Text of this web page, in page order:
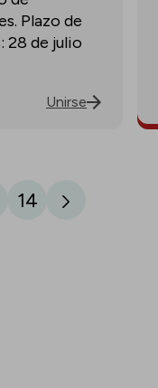
Plazo de
28 de julio
Unirse
14